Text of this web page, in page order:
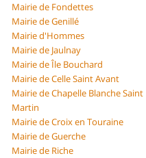
Mairie de Fondettes
Mairie de Genillé
Mairie d'Hommes
Mairie de Jaulnay
Mairie de Île Bouchard
Mairie de Celle Saint Avant
Mairie de Chapelle Blanche Saint
Martin
Mairie de Croix en Touraine
Mairie de Guerche
Mairie de Riche